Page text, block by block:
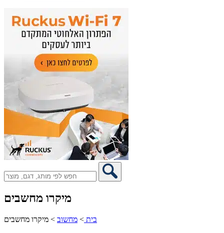
מיקרו מחשבים
בית > מחשוב > מיקרו מחשבים